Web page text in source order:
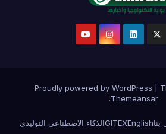
Proudly powered by WordPress
Themeansar
.
بناEnglish
GITEXالذكاء الاصطناعي التوليدي